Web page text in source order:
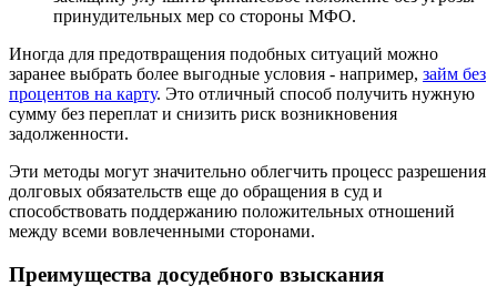
принудительных мер со стороны МФО.
Иногда для предотвращения подобных ситуаций можно
заранее выбрать более выгодные условия - например, займ без
процентов на карту. Это отличный способ получить нужную
сумму без переплат и снизить риск возникновения
задолженности.
Эти методы могут значительно облегчить процесс разрешения
долговых обязательств еще до обращения в суд и
способствовать поддержанию положительных отношений
между всеми вовлеченными сторонами.
Преимущества досудебного взыскания